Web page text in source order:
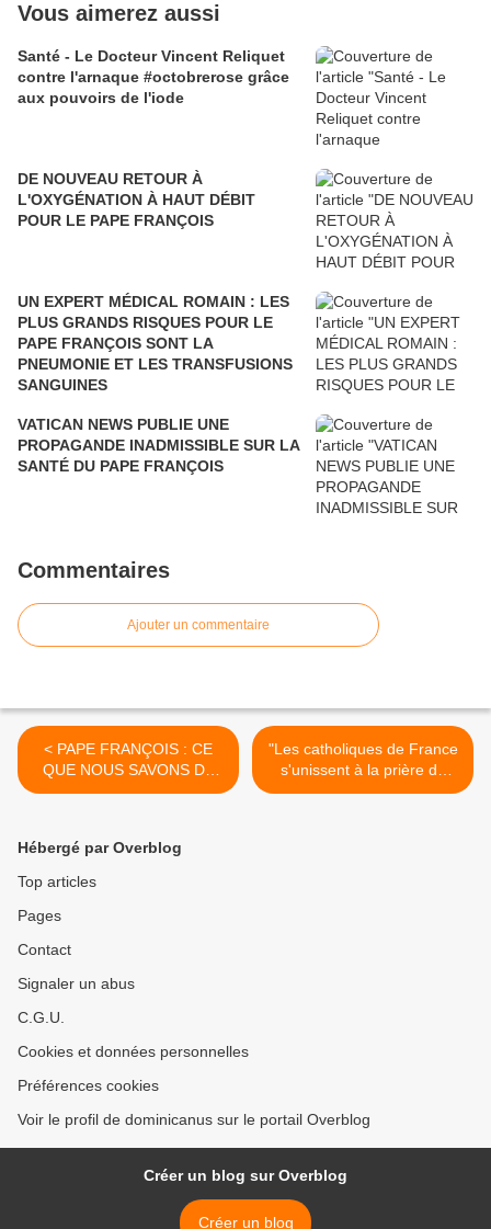
Vous aimerez aussi
Santé - Le Docteur Vincent Reliquet
contre l'arnaque #octobrerose grâce
aux pouvoirs de l'iode
DE NOUVEAU RETOUR À
L'OXYGÉNATION À HAUT DÉBIT
POUR LE PAPE FRANÇOIS
UN EXPERT MÉDICAL ROMAIN : LES
PLUS GRANDS RISQUES POUR LE
PAPE FRANÇOIS SONT LA
PNEUMONIE ET LES TRANSFUSIONS
SANGUINES
VATICAN NEWS PUBLIE UNE
PROPAGANDE INADMISSIBLE SUR LA
SANTÉ DU PAPE FRANÇOIS
Commentaires
Ajouter un commentaire
< PAPE FRANÇOIS : CE
QUE NOUS SAVONS DE
CE QUE DISENT ET NE
"Les catholiques de France
s'unissent à la prière de
l'Église pour le
Hébergé par Overblog
Top articles
Pages
Contact
Signaler un abus
C.G.U.
Cookies et données personnelles
Préférences cookies
Voir le profil de dominicanus sur le portail Overblog
Créer un blog sur Overblog
Créer un blog